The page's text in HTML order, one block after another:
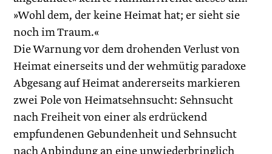
»Wohl dem, der keine Heimat hat; er sieht sie
noch im Traum.«
Die Warnung vor dem drohenden Verlust von
Heimat einerseits und der wehmütig paradoxe
Abgesang auf Heimat andererseits markieren
zwei Pole von Heimatsehnsucht: Sehnsucht
nach Freiheit von einer als erdrückend
empfundenen Gebundenheit und Sehnsucht